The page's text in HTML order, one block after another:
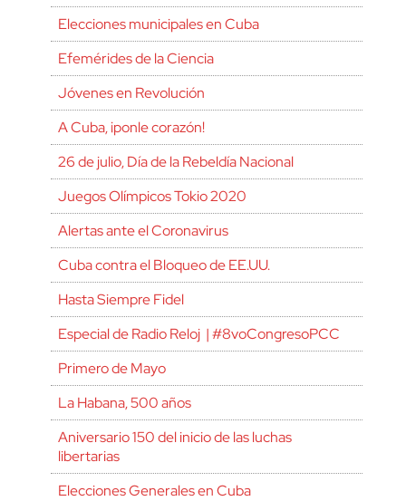
Elecciones municipales en Cuba
Efemérides de la Ciencia
Jóvenes en Revolución
A Cuba, ¡ponle corazón!
26 de julio, Día de la Rebeldía Nacional
Juegos Olímpicos Tokio 2020
Alertas ante el Coronavirus
Cuba contra el Bloqueo de EE.UU.
Hasta Siempre Fidel
Especial de Radio Reloj | #8voCongresoPCC
Primero de Mayo
La Habana, 500 años
Aniversario 150 del inicio de las luchas
libertarias
Elecciones Generales en Cuba